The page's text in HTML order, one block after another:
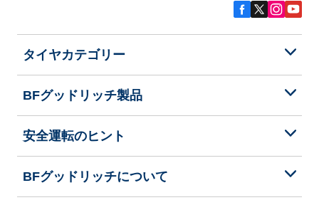
タイヤカテゴリー
BFグッドリッチ製品
安全運転のヒント
BFグッドリッチについて